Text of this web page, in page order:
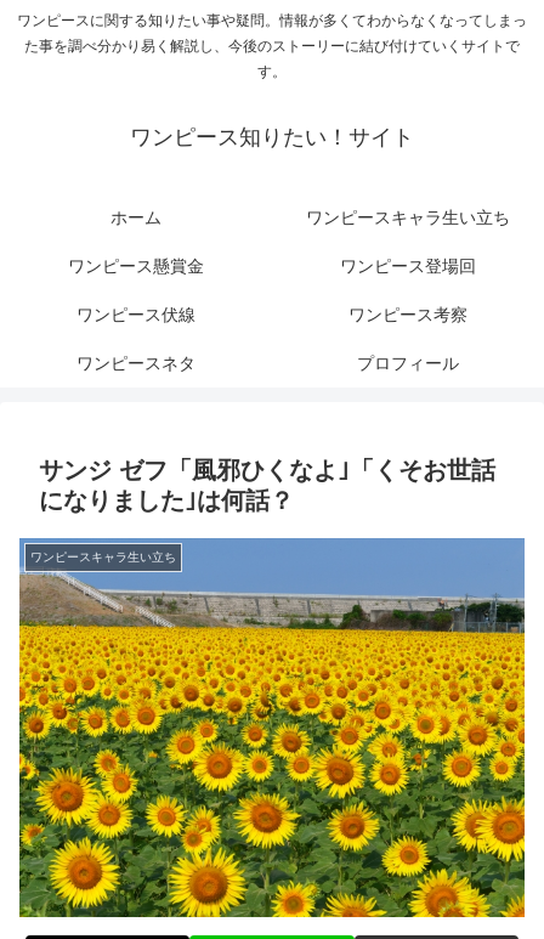
ワンピースに関する知りたい事や疑問。情報が多くてわからなくなってしまっ
た事を調べ分かり易く解説し、今後のストーリーに結び付けていくサイトで
す。
ワンピース知りたい！サイト
ホーム ワンピースキャラ生い立ち
ワンピース懸賞金 ワンピース登場回
ワンピース伏線 ワンピース考察
ワンピースネタ プロフィール
サンジ ゼフ「風邪ひくなよ｣「くそお世話
になりました｣は何話？
ワンピースキャラ生い立ち